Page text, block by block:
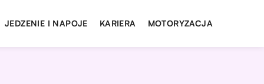
JEDZENIE I NAPOJE KARIERA MOTORYZACJA